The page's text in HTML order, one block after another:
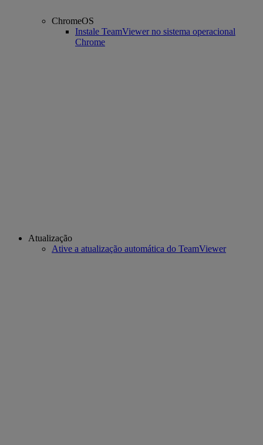
ChromeOS
Instale TeamViewer no sistema operacional
Chrome
Atualização
Ative a atualização automática do TeamViewer